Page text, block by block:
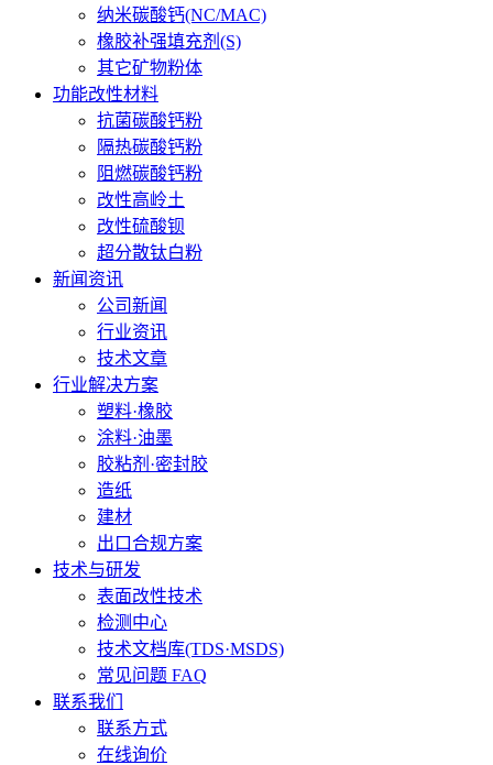
纳米碳酸钙(NC/MAC)
橡胶补强填充剂(S)
其它矿物粉体
功能改性材料
抗菌碳酸钙粉
隔热碳酸钙粉
阻燃碳酸钙粉
改性高岭土
改性硫酸钡
超分散钛白粉
新闻资讯
公司新闻
行业资讯
技术文章
行业解决方案
塑料·橡胶
涂料·油墨
胶粘剂·密封胶
造纸
建材
出口合规方案
技术与研发
表面改性技术
检测中心
技术文档库(TDS·MSDS)
常见问题 FAQ
联系我们
联系方式
在线询价